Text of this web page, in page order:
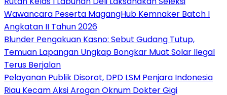
Wawancara Peserta MagangHub Kemnaker Batch I
Angkatan II Tahun 2026
Blunder Pengakuan Kasno: Sebut Gudang Tutup,
Temuan Lapangan Ungkap Bongkar Muat Solar Ilegal
Terus Berjalan
Pelayanan Publik Disorot, DPD LSM Penjara Indonesia
Riau Kecam Aksi Arogan Oknum Dokter Gigi